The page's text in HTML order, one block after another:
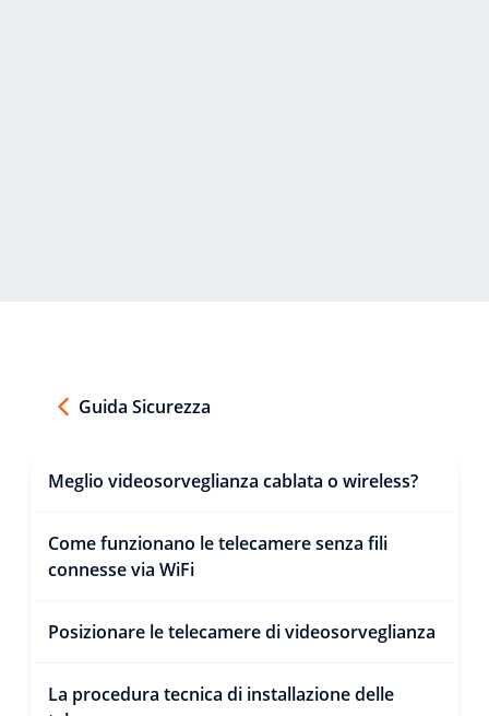
Guida Sicurezza
Meglio videosorveglianza cablata o wireless?
Come funzionano le telecamere senza fili
connesse via WiFi
Posizionare le telecamere di videosorveglianza
La procedura tecnica di installazione delle